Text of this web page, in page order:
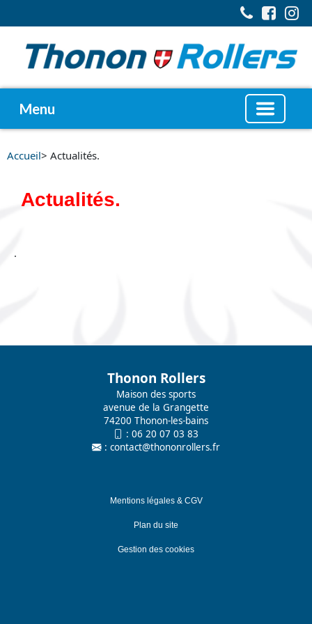
Menu
Accueil> Actualités.
Actualités.
.
Thonon Rollers
Maison des sports
avenue de la Grangette
74200 Thonon-les-bains
: 06 20 07 03 83
: contact@thononrollers.fr
Mentions légales & CGV
Plan du site
Gestion des cookies